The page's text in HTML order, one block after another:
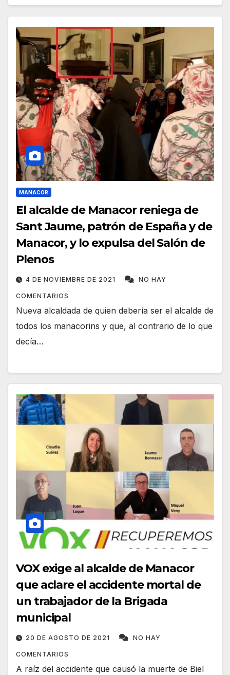
MANACOR
El alcalde de Manacor reniega de
Sant Jaume, patrón de España y de
Manacor, y lo expulsa del Salón de
Plenos
4 DE NOVIEMBRE DE 2021 NO HAY
COMENTARIOS
Nueva alcaldada de quien debería ser el alcalde de
todos los manacorins y que, al contrario de lo que
decía…
VOX exige al alcalde de Manacor
que aclare el accidente mortal de
un trabajador de la Brigada
municipal
20 DE AGOSTO DE 2021 NO HAY
COMENTARIOS
A raíz del accidente que causó la muerte de Biel